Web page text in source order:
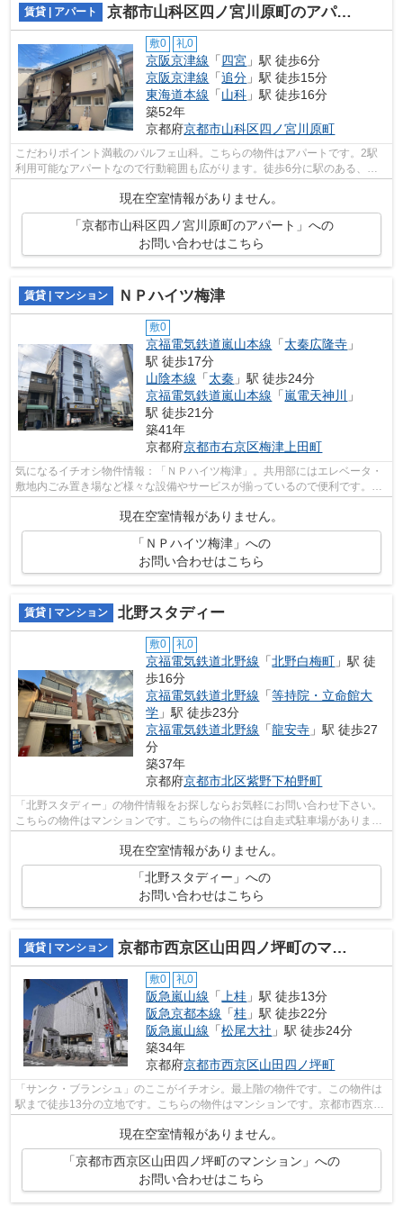
賃貸 | アパート 京都市山科区四ノ宮川原町のアパート
敷0 礼0
京阪京津線 「四宮 」駅 徒歩6分
京阪京津線 「追分 」駅 徒歩15分
東海道本線 「山科 」駅 徒歩16分
築52年
京都府京都市山科区四ノ宮川原町
こだわりポイント満載のパルフェ山科。こちらの物件はアパートです。2駅
利用可能なアパートなので行動範囲も広がります。徒歩6分に駅のある、ニ
現在空室情報がありません。
「京都市山科区四ノ宮川原町のアパート」への
お問い合わせはこちら
賃貸 | マンション ＮＰハイツ梅津
敷0
京福電気鉄道嵐山本線 「太秦広隆寺 」
駅 徒歩17分
山陰本線 「太秦 」駅 徒歩24分
京福電気鉄道嵐山本線 「嵐電天神川
」
駅 徒歩21分
築41年
京都府京都市右京区梅津上田町
気になるイチオシ物件情報：「ＮＰハイツ梅津」。共用部にはエレベータ・
敷地内ごみ置き場など様々な設備やサービスが揃っているので便利です。周
辺に2駅ありの電車通勤しやすいマンシ...
現在空室情報がありません。
「ＮＰハイツ梅津」への
お問い合わせはこちら
賃貸 | マンション 北野スタディー
敷0 礼0
京福電気鉄道北野線 「北野白梅町 」駅 徒
歩16分
京福電気鉄道北野線 「等持院・立命館大
学 」駅 徒歩23分
京福電気鉄道北野線 「龍安寺 」駅 徒歩27
分
築37年
京都府京都市北区紫野下柏野町
「北野スタディー」の物件情報をお探しならお気軽にお問い合わせ下さい。
こちらの物件はマンションです。こちらの物件には自走式駐車場がありま
現在空室情報がありません。
「北野スタディー」への
お問い合わせはこちら
賃貸 | マンション 京都市西京区山田四ノ坪町のマンション
敷0 礼0
阪急嵐山線 「 上桂 」駅 徒歩13分
阪急京都本線 「桂 」駅 徒歩22分
阪急嵐山線 「松尾大社 」駅 徒歩24分
築34年
京都府京都市西京区山田四ノ坪町
「サンク・ブランシュ」のここがイチオシ。最上階の物件です。この物件は
駅まで徒歩13分の立地です。こちらの物件はマンションです。京都市西京区
現在空室情報がありません。
「京都市西京区山田四ノ坪町のマンション」への
お問い合わせはこちら